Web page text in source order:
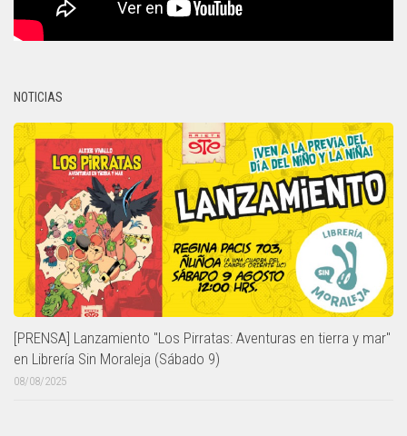
NOTICIAS
[PRENSA] Lanzamiento "Los Pirratas: Aventuras en tierra y mar"
en Librería Sin Moraleja (Sábado 9)
08/08/2025